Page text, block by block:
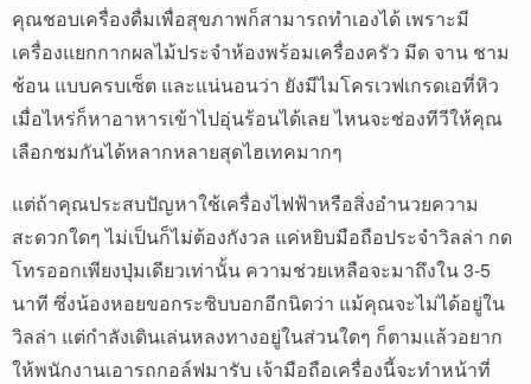
คุณชอบเครื่องดื่มเพื่อสุขภาพก็สามารถทำเองได้ เพราะมี
เครื่องแยกกากผลไม้ประจำห้องพร้อมเครื่องครัว มีด จาน ชาม
ช้อน แบบครบเซ็ต และแน่นอนว่า ยังมีไมโครเวฟเกรดเอที่หิว
เมื่อไหร่ก็หาอาหารเข้าไปอุ่นร้อนได้เลย ไหนจะช่องทีวีให้คุณ
เลือกชมกันได้หลากหลายสุดไฮเทคมากๆ
แต่ถ้าคุณประสบปัญหาใช้เครื่องไฟฟ้าหรือสิ่งอำนวยความ
สะดวกใดๆ ไม่เป็นก็ไม่ต้องกังวล แค่หยิบมือถือประจำวิลล่า กด
โทรออกเพียงปุ่มเดียวเท่านั้น ความช่วยเหลือจะมาถึงใน 3-5
นาที ซึ่งน้องหอยขอกระซิบบอกอีกนิดว่า แม้คุณจะไม่ได้อยู่ใน
วิลล่า แต่กำลังเดินเล่นหลงทางอยู่ในส่วนใดๆ ก็ตามแล้วอยาก
ให้พนักงานเอารถกอล์ฟมารับ เจ้ามือถือเครื่องนี้จะทำหน้าที่